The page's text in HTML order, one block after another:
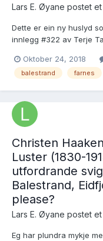
Lars E. Øyane postet
Dette er ein ny huslyd
innlegg #322 av Terje
page=13 Denne Sølfest
Svad under Høyeim,
Oktober 24, 2018
balestrand farnes
Christen
Luster (1830-
utfordrande
Balestrand,
please?
Lars E. Øyane postet
Eg har plundra mykje